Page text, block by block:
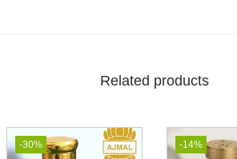
Related products
-30% -14%